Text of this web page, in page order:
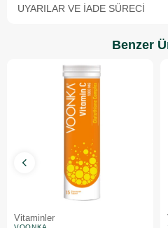
UYARILAR VE İADE SÜRECI
Benzer
Vitaminler